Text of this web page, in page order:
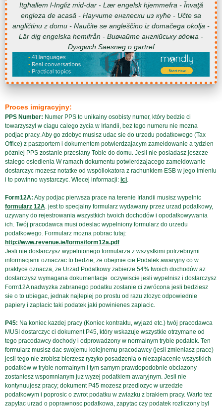
Itgħallem l-Ingliż mid-dar - Lær engelsk hjemmefra - Învaţă
engleza de acasă - Научите енглески из куће - Učte sa
angličtinu z domu - Naučite se angleščino iz domačega okolja -
Lär dig engelska hemifrån - Вивчайте англійську вдома -
Dysgwch Saesneg o gartref
Proces imigracyjny:
PPS Number: Numer PPS to unikalny osobisty numer, który bedzie ci
towarzyszyl w ciagu calego zycia w Irlandii, bez tego numeru nie mozna
podjac pracy. Aby go zdobyc musisz udac sie do urzedu podatkowego (Tax
Office) z paszportem i dokumentem potwierdzajacym zameldowanie a tydzien
pózniej PPS zostanie przeslany Tobie do domu. Jesli nie posiadasz jeszcze
stalego osiedlenia W ramach dokumentu potwierdzajacego zameldowanie
dostarczyc mozesz notatke od wspóllokatora z rachunkiem ESB w jego imieniu
i to powinno wystarczyc. Wiecej informacji: ici
Form12A: Aby podjac pierwsza prace na terenie Irlandii musisz wypelnic
formularz 12A . jest to specjalny formularz wydawany przez urzad podatkowy,
uzywany do rejestrowania wszystkich twoich dochodów i opodatkowywania
ich. Twój pracodawca musi odeslac wypelniony formularz do urzedu
podatkowego. Formularz mozna pobrac tutaj:
http://www.revenue.ie/forms/form12a.pdf
Jesli nie dostarczysz wypelnionego formularza z wszystkimi potrzebnymi
informacjami oznaczac to bedzie, ze obejmie cie Podatek awaryjny co w
praktyce oznacza, ze Urzad Podatkowy zabierze 54% twoich dochodów az
dostarczysz wymagana dokumentacje  oczywiscie jesli wypelnisz i dostarczysz
Form12A nadwyzka zabranego podatku zostanie ci zwrócona jesli bedziesz
sie o to ubiegac, jednak najlepiej po prostu od razu zlozyc odpowiednie
papiery i zaplacic taki podatek jaki powinienes zaplacic.
P45: Na koniec kazdej pracy (Koniec kontraktu, wyjazd etc.) twój pracodawca
MUSI dostarczyc ci dokument P45, który wskazuje wszystkie otrzymane od
tego pracodawcy dochody i odprowadzony w normalnym trybie podatek. Ten
formularz musisz dac swojemu kolejnemu pracodawcy (jesli zmieniasz prace)
jesli tego nie zrobisz bierzesz ryzyko posadzenia o niezaplacenie wszystkich
podatków w trybie normalnym i tym samym prawdopodobnie obciazony
zostaniesz wspomnianym juz wyzej podatkiem awaryjnym. Jesli nie
kontynuujesz pracy; dokument P45 mozesz przedlozyc w urzedzie
podatkowym i poprosic o zwrot podatku w zwiazku z brakiem pracy. Warto tez
zapytac urzad o poprawnosc podatkowa, zapytac czy podatek rozliczony byl